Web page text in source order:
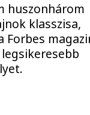
huszonhárom
klasszisa,
Forbes